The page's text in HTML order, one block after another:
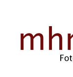
springen